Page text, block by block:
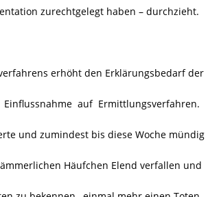
zurechtgelegt haben – durchzieht.
erhöht den Erklärungsbedarf der
auf Ermittlungsverfahren.
und zumindest bis diese Woche mündig
Häufchen Elend verfallen und